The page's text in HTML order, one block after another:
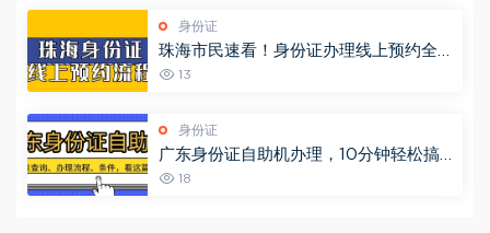
身份证
珠海市民速看！身份证办理线上预约全攻
略，省时又省力（“珠海公安”预约办证大
13
身份证
广东身份证自助机办理，10分钟轻松搞
定！附网点查询+办理流程→
18